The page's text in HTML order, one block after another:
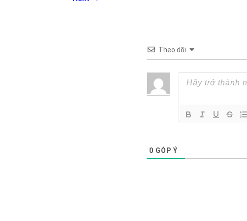
Theo dõi
0 GÓP Ý